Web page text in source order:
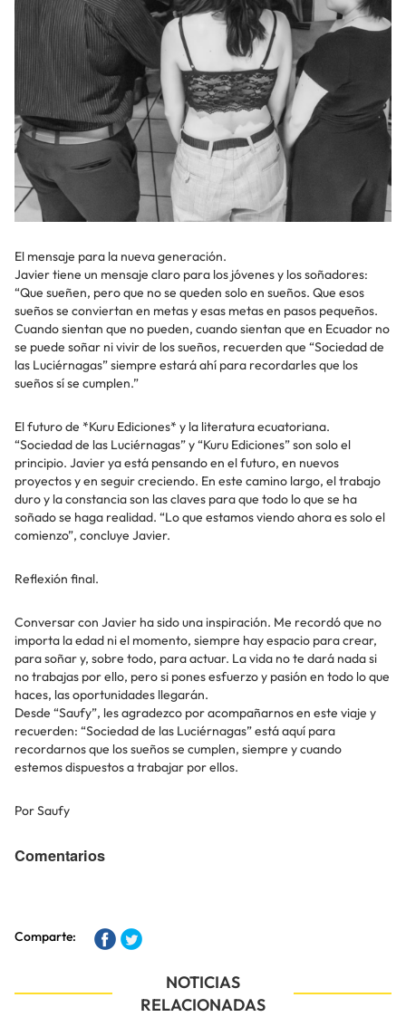
El mensaje para la nueva generación.
Javier tiene un mensaje claro para los jóvenes y los soñadores:
“Que sueñen, pero que no se queden solo en sueños. Que esos
sueños se conviertan en metas y esas metas en pasos pequeños.
Cuando sientan que no pueden, cuando sientan que en Ecuador no
se puede soñar ni vivir de los sueños, recuerden que “Sociedad de
las Luciérnagas” siempre estará ahí para recordarles que los
sueños sí se cumplen.”
El futuro de *Kuru Ediciones* y la literatura ecuatoriana.
“Sociedad de las Luciérnagas” y “Kuru Ediciones” son solo el
principio. Javier ya está pensando en el futuro, en nuevos
proyectos y en seguir creciendo. En este camino largo, el trabajo
duro y la constancia son las claves para que todo lo que se ha
soñado se haga realidad. “Lo que estamos viendo ahora es solo el
comienzo”, concluye Javier.
Reflexión final.
Conversar con Javier ha sido una inspiración. Me recordó que no
importa la edad ni el momento, siempre hay espacio para crear,
para soñar y, sobre todo, para actuar. La vida no te dará nada si
no trabajas por ello, pero si pones esfuerzo y pasión en todo lo que
haces, las oportunidades llegarán.
Desde “Saufy”, les agradezco por acompañarnos en este viaje y
recuerden: “Sociedad de las Luciérnagas” está aquí para
recordarnos que los sueños se cumplen, siempre y cuando
estemos dispuestos a trabajar por ellos.
Por Saufy
Comentarios
Comparte:
NOTICIAS
RELACIONADAS